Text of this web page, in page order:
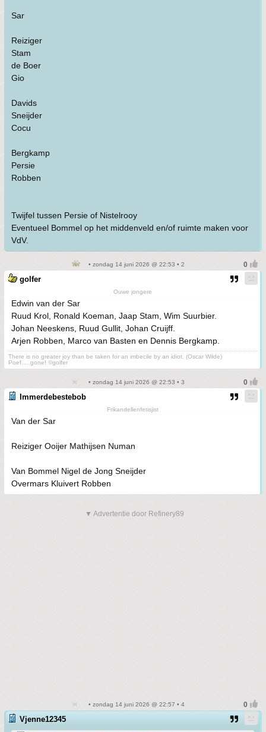
Sar
Reiziger
Stam
de Boer
Gio
Davids
Sneijder
Cocu
Bergkamp
Persie
Robben
Twijfel tussen Persie of Nistelrooy
Eventueel Bommel op het middenveld en/of ruimte maken voor
VdV.
• zondag 14 juni 2026 @ 22:53 • 2
golfer
Ouwe jongere
Edwin van der Sar
Ruud Krol, Ronald Koeman, Jaap Stam, Wim Suurbier.
Johan Neeskens, Ruud Gullit, Johan Cruijff.
Arjen Robben, Marco van Basten en Dennis Bergkamp.
There is no greater joy than be taken for an imbecile by an idiot. (Oscar Wilde)
Poef.....gone! ©golfer
• zondag 14 juni 2026 @ 22:53 • 3
Immerdebestebob
Frikandellenfetisjist
Van der Sar
Reiziger Ooijer Mathijsen Numan
Van Bommel Nigel de Jong Sneijder
Overmars Kluivert Robben
▼ Advertentie door Refinery89
• zondag 14 juni 2026 @ 22:57 • 4
Vjenne12345